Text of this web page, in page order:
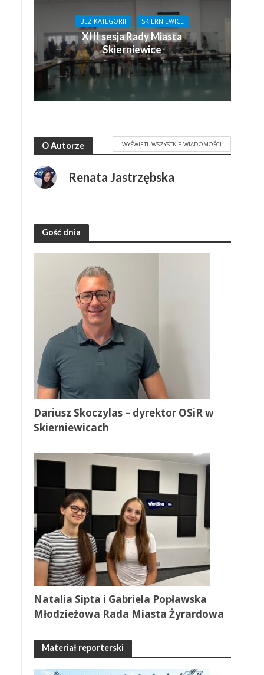
BEZ KATEGORII SKIERNIEWICE
XIII sesja Rady Miasta
Skierniewice
O Autorze WYŚWIETL WSZYSTKIE WIADOMOŚCI
Renata Jastrzębska
Gość dnia
Dariusz Skoczylas – dyrektor OSiR w
Skierniewicach
Natalia Sipta i Gabriela Popławska
Młodzieżowa Rada Miasta Żyrardowa
Materiał reporterski